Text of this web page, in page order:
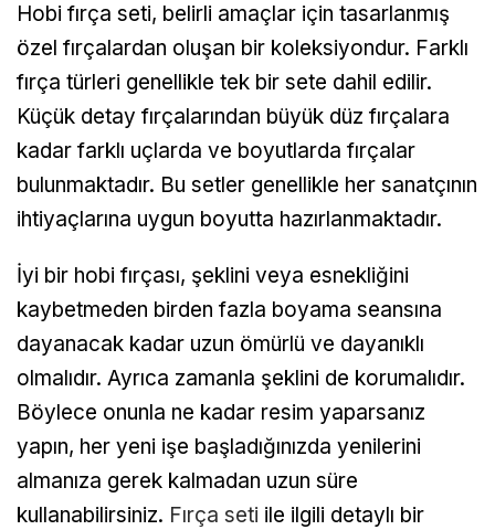
Hobi fırça seti, belirli amaçlar için tasarlanmış
özel fırçalardan oluşan bir koleksiyondur. Farklı
fırça türleri genellikle tek bir sete dahil edilir.
Küçük detay fırçalarından büyük düz fırçalara
kadar farklı uçlarda ve boyutlarda fırçalar
bulunmaktadır. Bu setler genellikle her sanatçının
ihtiyaçlarına uygun boyutta hazırlanmaktadır.
İyi bir hobi fırçası, şeklini veya esnekliğini
kaybetmeden birden fazla boyama seansına
dayanacak kadar uzun ömürlü ve dayanıklı
olmalıdır. Ayrıca zamanla şeklini de korumalıdır.
Böylece onunla ne kadar resim yaparsanız
yapın, her yeni işe başladığınızda yenilerini
almanıza gerek kalmadan uzun süre
kullanabilirsiniz. Fırça seti ile ilgili detaylı bir